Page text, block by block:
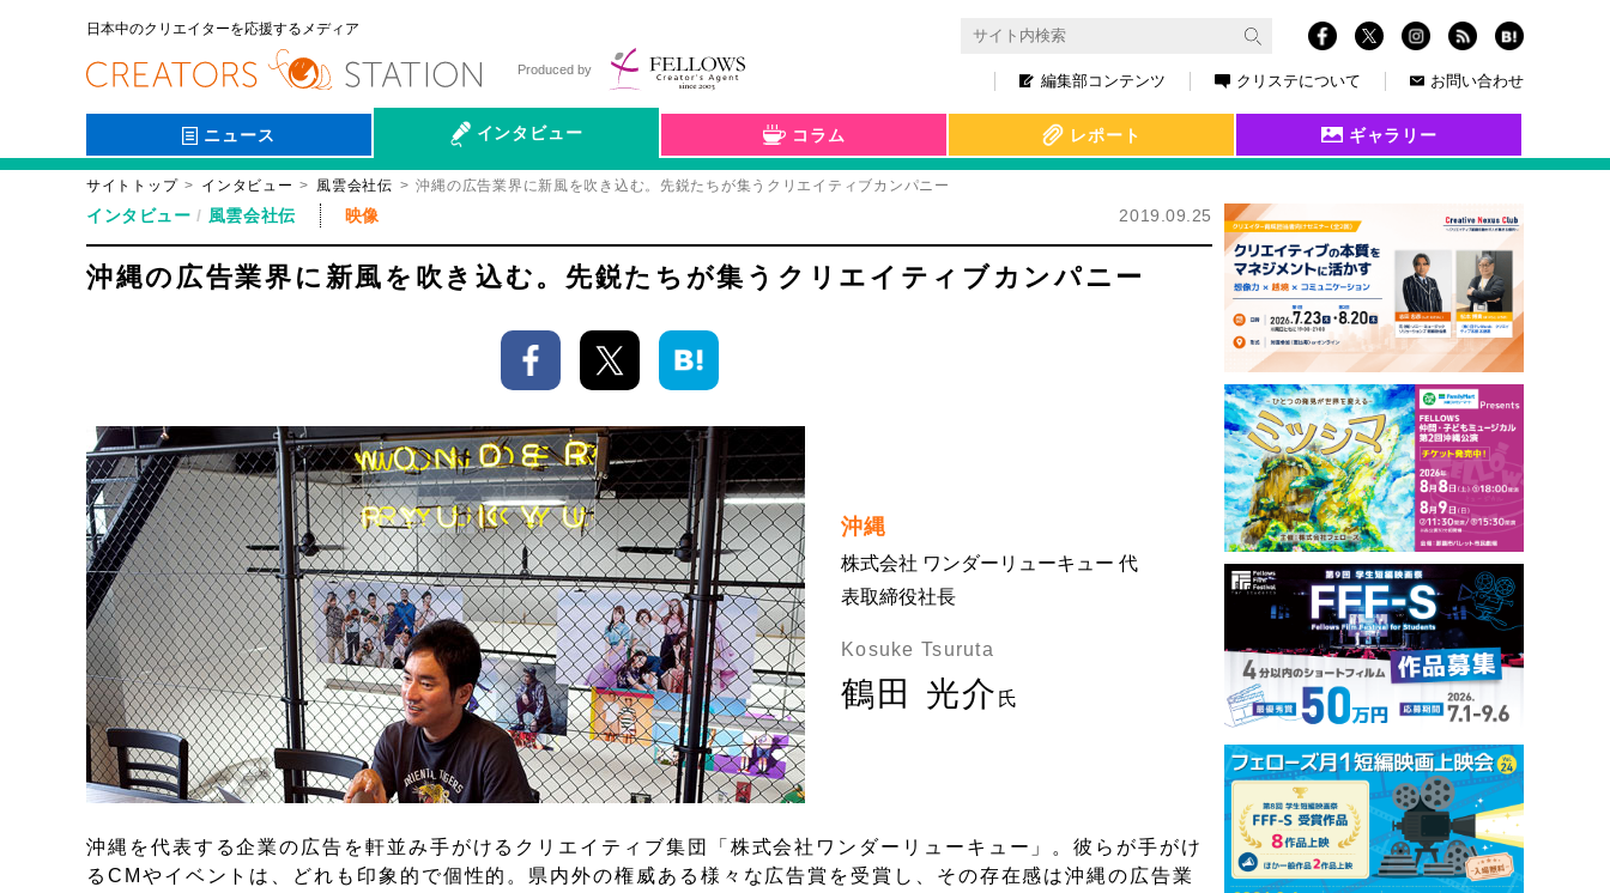
日本中のクリエイターを応援するメディア
編集部コンテンツ クリステについて お問い合わせ
Produced by
ニュース インタビュー
会社伝
コラム レポート ギャラリー
サイトトップ インタビュー 風雲会社伝 沖縄の広告業界に新風を吹き込む。先鋭たちが集うクリエイティブカンパニー
インタビュー 風雲会社伝 映像 2019.09.25
沖縄の広告業界に新風を吹き込む。先鋭たちが集うクリエイティブカンパニー
沖縄
株式会社 ワンダーリューキュー 代
表取締役社長
Kosuke Tsuruta
鶴田 光介 氏
沖縄を代表する企業の広告を軒並み手がけるクリエイティブ集団「株式会社ワンダーリューキュー」。彼らが手がけ
るCMやイベントは、どれも印象的で個性的。県内外の権威ある様々な広告賞を受賞し、その存在感は沖縄の広告業